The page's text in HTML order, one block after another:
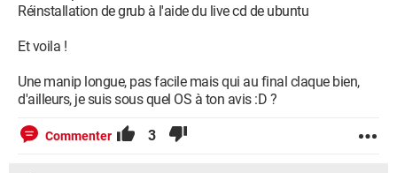
Réinstallation de grub à l'aide du live cd de ubuntu
Et voila !
Une manip longue, pas facile mais qui au final claque bien,
d'ailleurs, je suis sous quel OS à ton avis :D ?
Commenter 3